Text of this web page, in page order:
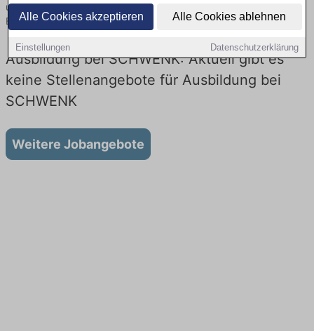
Alle Cookies akzeptieren Alle Cookies ablehnen
Einstellungen Datenschutzerklärung
und Ausbildungsplätze im Verkauf und vielen anderen Berufen im
Einzelhandel bei SCHWENK.
Ausbildung bei SCHWENK: Aktuell gibt es
keine Stellenangebote für Ausbildung bei
SCHWENK
Weitere Jobangebote